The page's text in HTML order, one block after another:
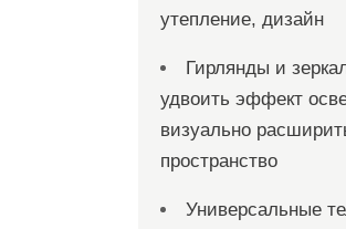
утепление, дизайн
Гирлянды и
удвоить эффект
визуально
пространство
Универсальные